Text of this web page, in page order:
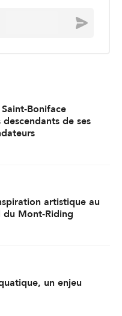
Envoyer
Boniface
descendants de ses
artistique au
Mont-Riding
un enjeu